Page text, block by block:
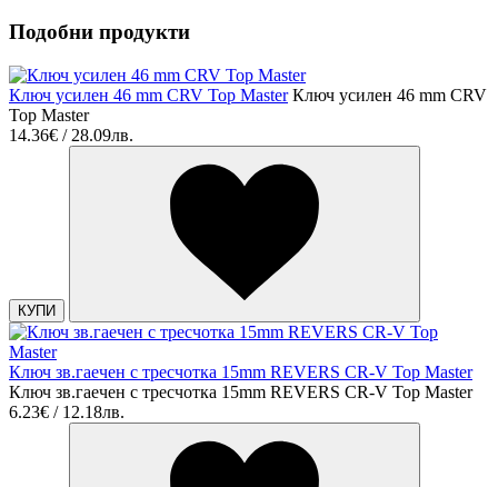
Подобни продукти
Ключ усилен 46 mm CRV Top Master Ключ усилен 46 mm CRV
Top Master
14.36€ / 28.09лв.
КУПИ
Ключ зв.гаечен с тресчотка 15mm REVERS CR-V Top Master
Ключ зв.гаечен с тресчотка 15mm REVERS CR-V Top Master
6.23€ / 12.18лв.